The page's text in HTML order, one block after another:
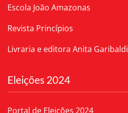
Escola João Amazonas
Revista Princípios
Livraria e editora Anita Garibaldi
Eleições 2024
Portal de Eleições 2024